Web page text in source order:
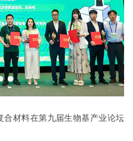
合材料在第九届生物基产业论坛